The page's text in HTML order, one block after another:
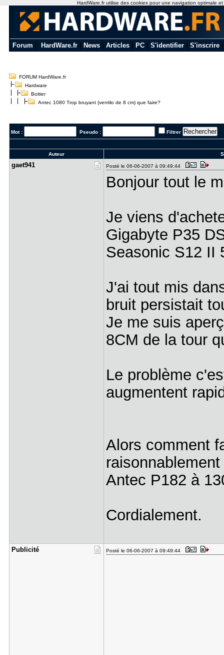
Forum HardWare.fr News Articles PC S'identifier S'inscrire
FORUM HardWare.fr
Hardware
Boitier
Antec 1080 Trop bruyant (ventilo de 8 cm) que faire?
Mot : Pseudo : Filtrer
Auteur
gaet941 Posté le 06-06-2007 à 09:49:44
Bonjour tout le
Je viens
Gigabyte P35
Seasonic S12 II
J'ai tout mis
bruit persistait
Je me suis
8CM de la tour
Le problème
augmentent
Alors comment
Antec P182 à
Cordialement.
Publicité Posté le 06-06-2007 à 09:49:44
HardWare.fr utilise des cookies pour une navigation optimale